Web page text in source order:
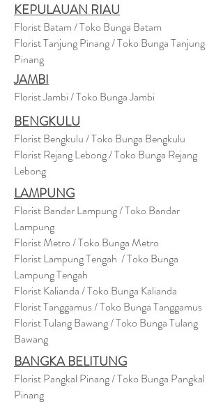
KEPULAUAN RIAU
Florist Batam / Toko Bunga Batam
Florist Tanjung Pinang / Toko Bunga Tanjung
Pinang
JAMBI
Florist Jambi / Toko Bunga Jambi
BENGKULU
Florist Bengkulu / Toko Bunga Bengkulu
Florist Rejang Lebong / Toko Bunga Rejang
Lebong
LAMPUNG
Florist Bandar Lampung / Toko Bandar
Lampung
Florist Metro / Toko Bunga Metro
Florist Lampung Tengah / Toko Bunga
Lampung Tengah
Florist Kalianda / Toko Bunga Kalianda
Florist Tanggamus / Toko Bunga Tanggamus
Florist Tulang Bawang / Toko Bunga Tulang
Bawang
BANGKA BELITUNG
Florist Pangkal Pinang / Toko Bunga Pangkal
Pinang